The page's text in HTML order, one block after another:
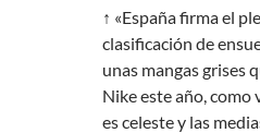
↑ «España firma el
clasificación de
unas mangas grises
Nike este año, como
es celeste y las